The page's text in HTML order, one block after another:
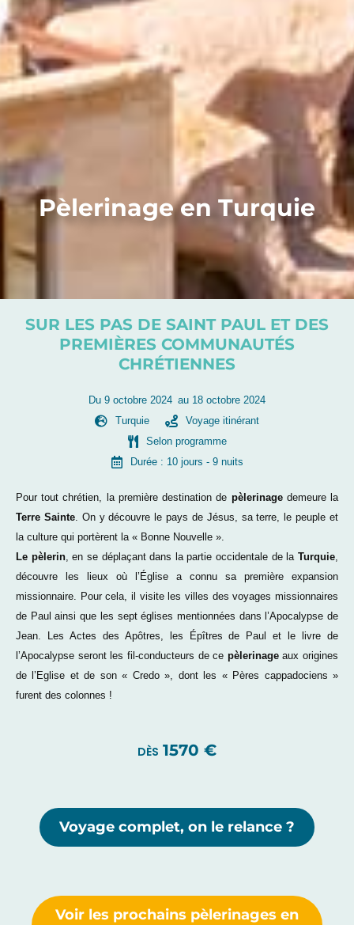
Pèlerinage en Turquie
SUR LES PAS DE SAINT PAUL ET DES
PREMIÈRES COMMUNAUTÉS
CHRÉTIENNES
Du 9 octobre 2024 au 18 octobre 2024
Turquie
Voyage itinérant
Selon programme
Durée : 10 jours - 9 nuits
Pour tout chrétien, la première destination de pèlerinagedemeure la
Terre Sainte. On y découvre le pays de Jésus, sa terre, le peuple et
la culture qui portèrent la « Bonne Nouvelle ».
Le pèlerin, en se déplaçant dans la partie occidentale de laTurquie,
découvre les lieux où l’Église a connu sa première expansion
missionnaire. Pour cela, il visite les villes des voyages missionnaires
de Paul ainsi que les sept églises mentionnées dans l’Apocalypse de
Jean. Les Actes des Apôtres, les Épîtres de Paul et le livre de
l’Apocalypse seront les fil-conducteurs de ce pèlerinageaux origines
de l’Eglise et de son « Credo », dont les « Pères cappadociens »
furent des colonnes !
DÈS 1570 €
Voyage complet, on le relance ?
Voir les prochains pèlerinages en